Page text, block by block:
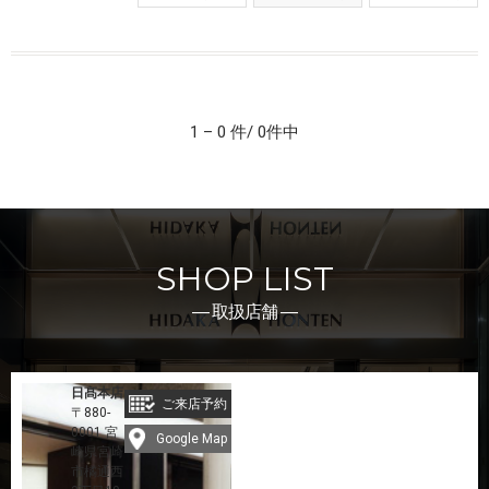
1 – 0 件/ 0件中
SHOP LIST
― 取扱店舗 ―
日髙本店
〒880-
0001 宮
崎県宮崎
市橘通西
ご来店予約
Google Map